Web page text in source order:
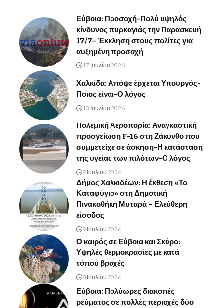
Εύβοια: Προσοχή-Πολύ υψηλός
κίνδυνος πυρκαγιάς την Παρασκευή
17/7– Έκκληση στους πολίτες για
αυξημένη προσοχή
17 Ιουλίου 2026
Χαλκίδα: Απόψε έρχεται Υπουργός-
Ποιος είναι-Ο λόγος
13 Ιουλίου 2026
Πολεμική Αεροπορία: Αναγκαστική
προσγείωση F-16 στη Ζάκυνθο που
συμμετείχε σε άσκηση-Η κατάσταση
της υγείας των πιλότων-Ο λόγος
9 Ιουλίου 2026
Δήμος Χαλκιδέων: Η έκθεση «Το
Καταφύγιο» στη Δημοτική
Πινακοθήκη Μυταρά – Ελεύθερη
είσοδος
9 Ιουλίου 2026
Ο καιρός σε Εύβοια και Σκύρο:
Υψηλές θερμοκρασίες με κατά
τόπου βροχές
8 Ιουλίου 2026
Εύβοια: Πολύωρες διακοπές
ρεύματος σε πολλές περιοχές δύο